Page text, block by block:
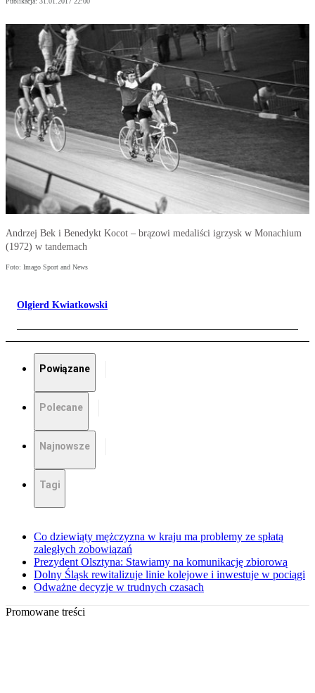
Andrzej Bek i Benedykt Kocot – brązowi medaliści igrzysk w Monachium
(1972) w tandemach
Foto: Imago Sport and News
Olgierd Kwiatkowski
Powiązane
Polecane
Najnowsze
Tagi
Co dziewiąty mężczyzna w kraju ma problemy ze spłatą
zaległych zobowiązań
Prezydent Olsztyna: Stawiamy na komunikację zbiorową
Dolny Śląsk rewitalizuje linie kolejowe i inwestuje w pociągi
Odważne decyzje w trudnych czasach
Promowane treści